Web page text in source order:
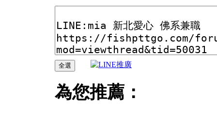
為您推薦：